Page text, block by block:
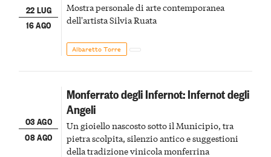
22 LUG
16 AGO
Mostra personale di arte contemporanea
dell'artista Silvia Ruata
Albaretto Torre
03 AGO
08 AGO
Monferrato degli Infernot: Infernot degli
Angeli
Un gioiello nascosto sotto il Municipio, tra
pietra scolpita, silenzio antico e suggestioni
della tradizione vinicola monferrina